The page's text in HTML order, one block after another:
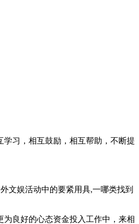
习，相互鼓励，相互帮助，不断提
文娱活动中的要紧用具,一哪类找到
良好的心态资金投入工作中，来相